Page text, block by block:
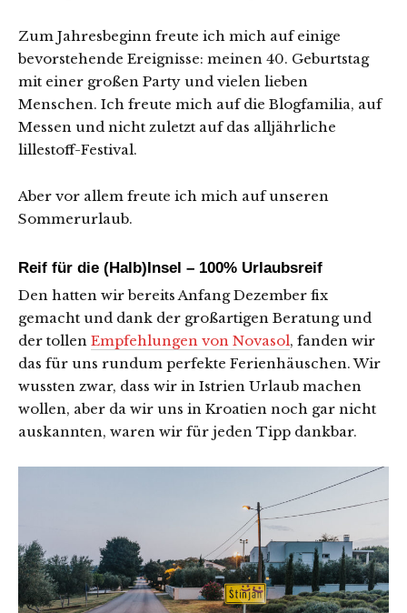
Zum Jahresbeginn freute ich mich auf einige
bevorstehende Ereignisse: meinen 40. Geburtstag
mit einer großen Party und vielen lieben
Menschen. Ich freute mich auf die Blogfamilia, auf
Messen und nicht zuletzt auf das alljährliche
lillestoff-Festival.
Aber vor allem freute ich mich auf unseren
Sommerurlaub.
Reif für die (Halb)Insel – 100% Urlaubsreif
Den hatten wir bereits Anfang Dezember fix
gemacht und dank der großartigen Beratung und
der tollen Empfehlungen von Novasol, fanden wir
das für uns rundum perfekte Ferienhäuschen. Wir
wussten zwar, dass wir in Istrien Urlaub machen
wollen, aber da wir uns in Kroatien noch gar nicht
auskannten, waren wir für jeden Tipp dankbar.